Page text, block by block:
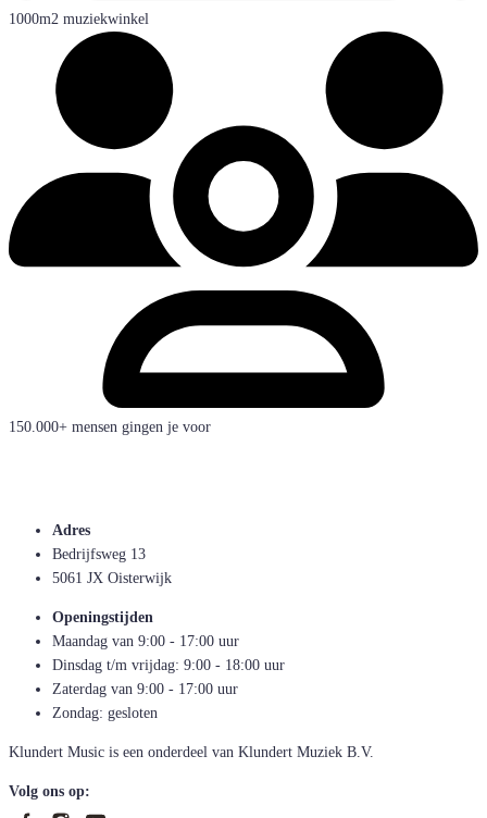
1000m2 muziekwinkel
150.000+ mensen gingen je voor
Adres
Bedrijfsweg 13
5061 JX Oisterwijk
Openingstijden
Maandag van 9:00 - 17:00 uur
Dinsdag t/m vrijdag: 9:00 - 18:00 uur
Zaterdag van 9:00 - 17:00 uur
Zondag: gesloten
Klundert Music is een onderdeel van Klundert Muziek B.V.
Volg ons op: